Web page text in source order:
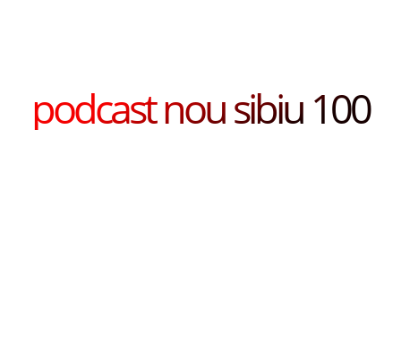
podcast nou sibiu 100